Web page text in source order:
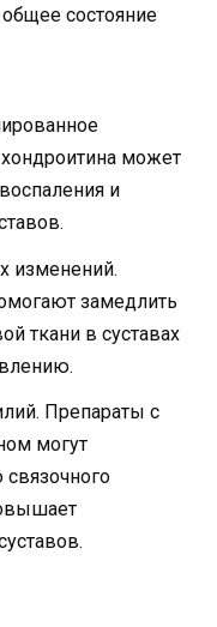
состояние
может
и
изменений.
замедлить
ткани в суставах
Препараты с
могут